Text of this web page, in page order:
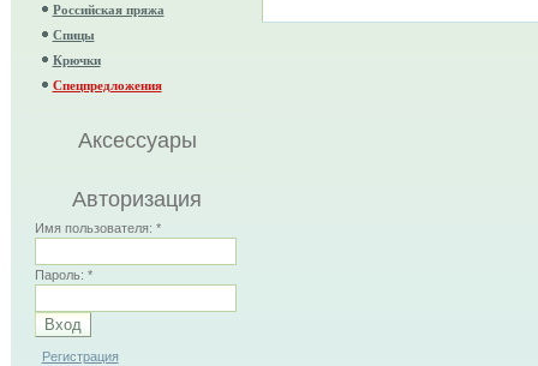
Российская пряжа
Спицы
Крючки
Спецпредложения
Аксессуары
Авторизация
Имя пользователя: *
Пароль: *
Регистрация